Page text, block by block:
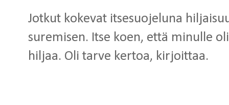
Jotkut kokevat itsesuojeluna
suremisen. Itse koen, että minulle
hiljaa. Oli tarve kertoa, kirjoittaa.